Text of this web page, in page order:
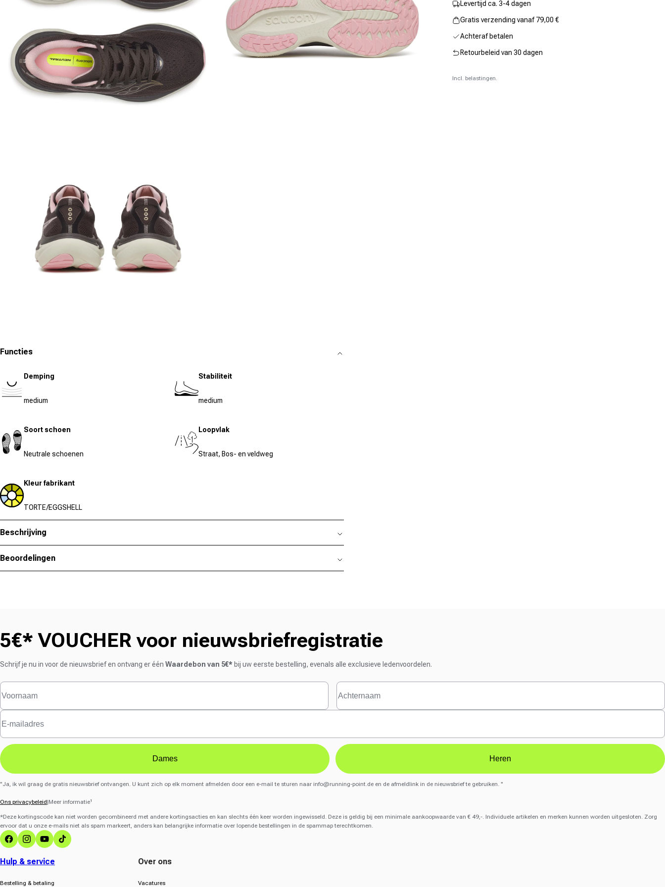
Levertijd ca. 3-4 dagen
Gratis verzending vanaf 79,00 €
Achteraf betalen
Retourbeleid van 30 dagen
Incl. belastingen.
Functies
Demping
medium
Stabiliteit
medium
Soort schoen
Neutrale schoenen
Loopvlak
Straat, Bos- en veldweg
Kleur fabrikant
TORTE/EGGSHELL
Beschrijving
Beoordelingen
5€* VOUCHER voor nieuwsbriefregistratie
Schrijf je nu in voor de nieuwsbrief en ontvang er één Waardebon van 5€* bij uw eerste bestelling, evenals alle exclusieve ledenvoordelen.
Dames Heren
"Ja, ik wil graag de gratis nieuwsbrief ontvangen. U kunt zich op elk moment afmelden door een e-mail te sturen naar info@running-point.de en de afmeldlink in de nieuwsbrief te gebruiken. "
Ons privacybeleid|Meer informatie¹
*Deze kortingscode kan niet worden gecombineerd met andere kortingsacties en kan slechts één keer worden ingewisseld. Deze is geldig bij een minimale aankoopwaarde van € 49,-. Individuele artikelen en merken kunnen worden uitgesloten. Zorg
ervoor dat u onze e-mails niet als spam markeert, anders kan belangrijke informatie over lopende bestellingen in de spammap terechtkomen.
FacebookInstagram
YouTubeTikTok
Hulp & service
Bestelling & betaling
Over ons
Vacatures